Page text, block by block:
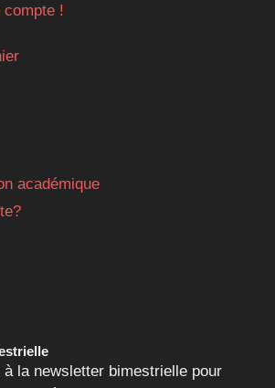
compte !
académique
la newsletter bimestrielle pour